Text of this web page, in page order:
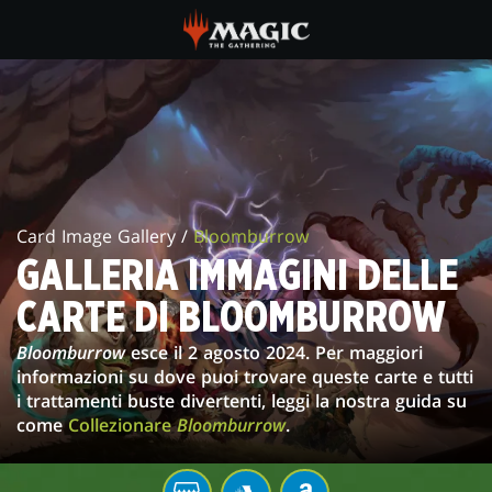
main
content
GALLERIA
IMMAGINI
DELLE
CARTE
DI
BLOOMBURROW
Card Image Gallery /Bloomburrow
GALLERIA IMMAGINI DELLE
CARTE DI BLOOMBURROW
Bloomburrowesce il 2 agosto 2024. Per maggiori
informazioni su dove puoi trovare queste carte e tutti
i trattamenti buste divertenti, leggi la nostra guida su
comeCollezionareBloomburrow.